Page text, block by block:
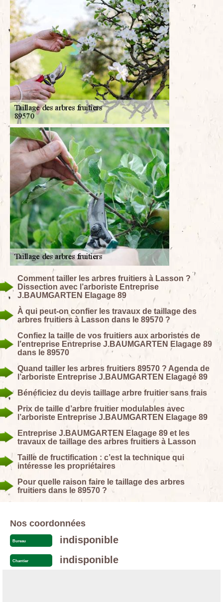
Comment tailler les arbres fruitiers à Lasson ?
Dissection avec l’arboriste Entreprise
J.BAUMGARTEN Elagage 89
À qui peut-on confier les travaux de taillage des
arbres fruitiers à Lasson dans le 89570 ?
Confiez la taille de vos fruitiers aux arboristes de
l’entreprise Entreprise J.BAUMGARTEN Elagage 89
dans le 89570
Quand tailler les arbres fruitiers 89570 ? Agenda de
l’arboriste Entreprise J.BAUMGARTEN Elagage 89
Bénéficiez du devis taillage arbre fruitier sans frais
Prix de taille d’arbre fruitier modulables avec
l’arboriste Entreprise J.BAUMGARTEN Elagage 89
Entreprise J.BAUMGARTEN Elagage 89 et les
travaux de taillage des arbres fruitiers à Lasson
Taille de fructification : c’est la technique qui
intéresse les propriétaires
Pour quelle raison faire le taillage des arbres
fruitiers dans le 89570 ?
Nos coordonnées
Bureau indisponible
Chantier indisponible